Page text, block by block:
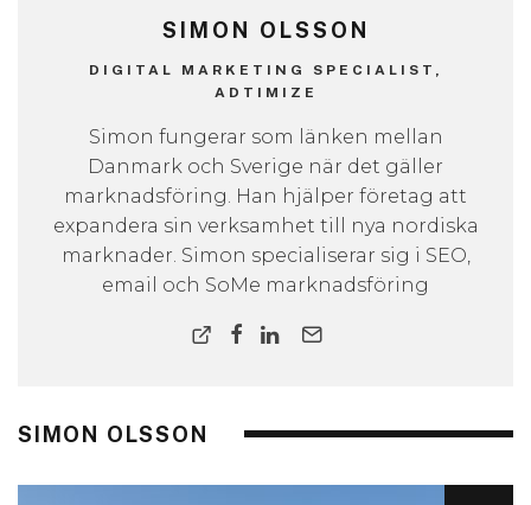
SIMON OLSSON
DIGITAL MARKETING SPECIALIST,
ADTIMIZE
Simon fungerar som länken mellan
Danmark och Sverige när det gäller
marknadsföring. Han hjälper företag att
expandera sin verksamhet till nya nordiska
marknader. Simon specialiserar sig i SEO,
email och SoMe marknadsföring
SIMON OLSSON